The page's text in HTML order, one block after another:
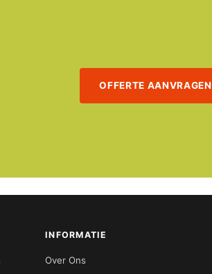
OFFERTE AANVRAGEN
INFORMATIE
Over Ons